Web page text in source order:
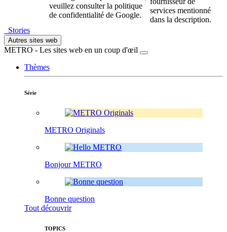
veuillez consulter la politique
de confidentialité de Google.
services mentionné
dans la description.
Stories
Autres sites web
METRO - Les sites web en un coup d'œil
Thèmes
Série
METRO Originals
Bonjour METRO
Bonne question
Tout découvrir
TOPICS